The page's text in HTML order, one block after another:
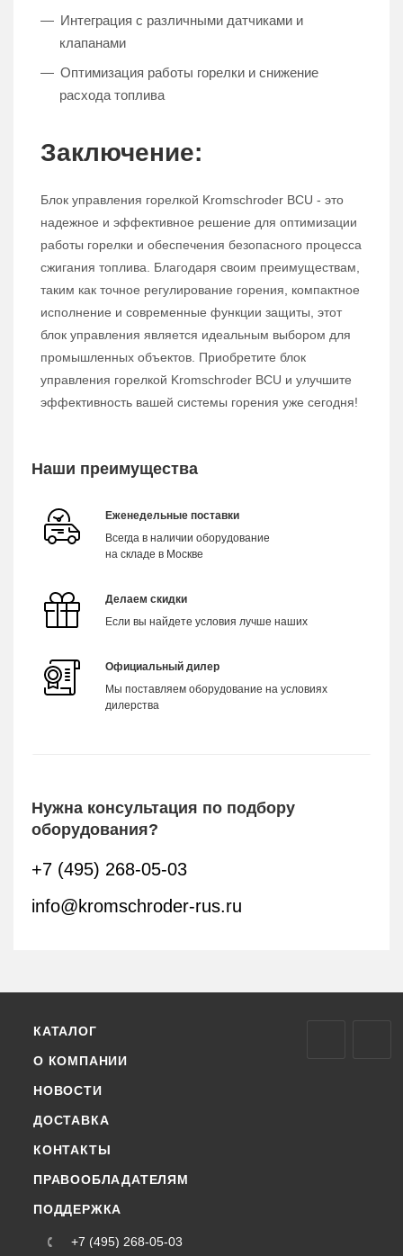
Интеграция с различными датчиками и
клапанами
Оптимизация работы горелки и снижение
расхода топлива
Заключение:
Блок управления горелкой Kromschroder BCU - это
надежное и эффективное решение для оптимизации
работы горелки и обеспечения безопасного процесса
сжигания топлива. Благодаря своим преимуществам,
таким как точное регулирование горения, компактное
исполнение и современные функции защиты, этот
блок управления является идеальным выбором для
промышленных объектов. Приобретите блок
управления горелкой Kromschroder BCU и улучшите
эффективность вашей системы горения уже сегодня!
Наши преимущества
Еженедельные поставки
Всегда в наличии оборудование
на складе в Москве
Делаем скидки
Если вы найдете условия лучше наших
Официальный дилер
Мы поставляем оборудование на условиях
дилерства
Нужна консультация по подбору
оборудования?
+7 (495) 268-05-03
info@kromschroder-rus.ru
КАТАЛОГ
О КОМПАНИИ
НОВОСТИ
ДОСТАВКА
КОНТАКТЫ
ПРАВООБЛАДАТЕЛЯМ
ПОДДЕРЖКА
+7 (495) 268-05-03